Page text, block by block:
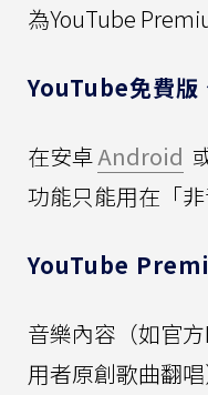
為YouTube
YouTube免費
在安卓Android
功能只能用在「
YouTube
音樂內容（如官
用者原創歌曲翻